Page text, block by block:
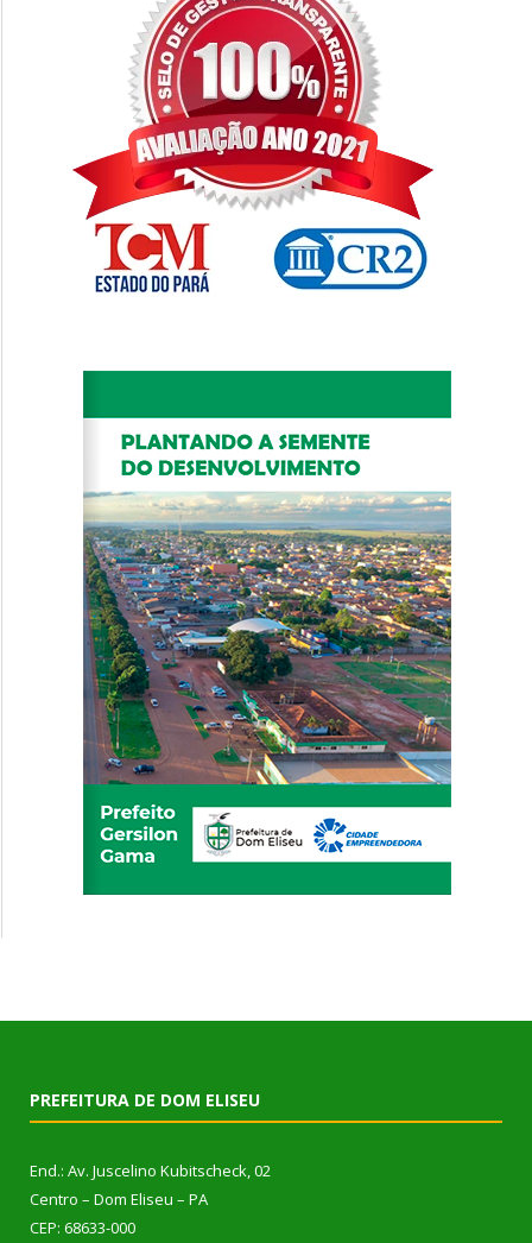
PREFEITURA DE DOM ELISEU
End.: Av. Juscelino Kubitscheck, 02
Centro – Dom Eliseu – PA
CEP: 68633-000